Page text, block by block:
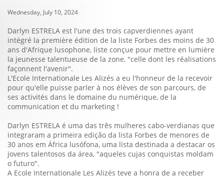
Wednesday, July 10, 2024
Darlyn ESTRELA est l'une des trois capverdiennes ayant
intégré la première édition de la liste Forbes des moins de 30
ans d'Afrique lusophone, liste conçue pour mettre en lumière
la jeunesse talentueuse de la zone, "celle dont les réalisations
façonnent l'avenir".
L'Ecole Internationale Les Alizés a eu l'honneur de la recevoir
pour qu'elle puisse parler à nos élèves de son parcours, de
ses activités dans le domaine du numérique, de la
communication et du marketing !
Darlyn ESTRELA é uma das três mulheres cabo-verdianas que
integraram a primeira edição da lista Forbes de menores de
30 anos em África lusófona, uma lista destinada a destacar os
jovens talentosos da área, "aqueles cujas conquistas moldam
o futuro".
A Ecole Internationale Les Alizés teve a honra de a receber